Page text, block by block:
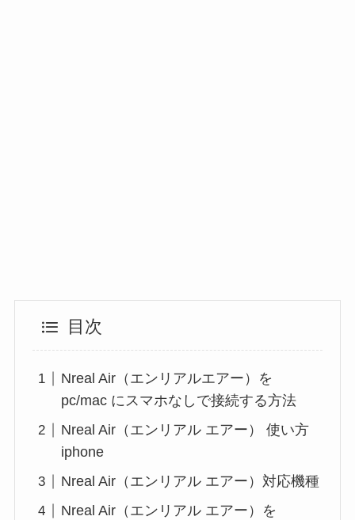
目次
Nreal Air（エンリアルエアー）を
pc/mac にスマホなしで接続する方法
Nreal Air（エンリアル エアー） 使い方
iphone
Nreal Air（エンリアル エアー）対応機種
Nreal Air（エンリアル エアー）を